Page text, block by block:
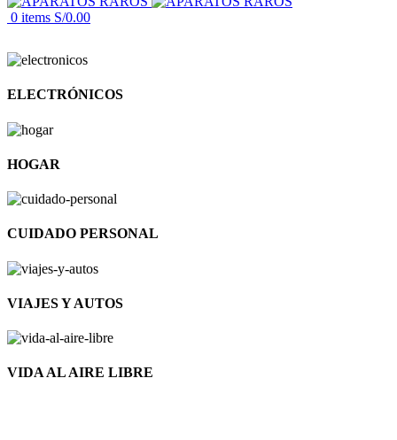
0 items S/0.00
ELECTRÓNICOS
HOGAR
CUIDADO PERSONAL
VIAJES Y AUTOS
VIDA AL AIRE LIBRE